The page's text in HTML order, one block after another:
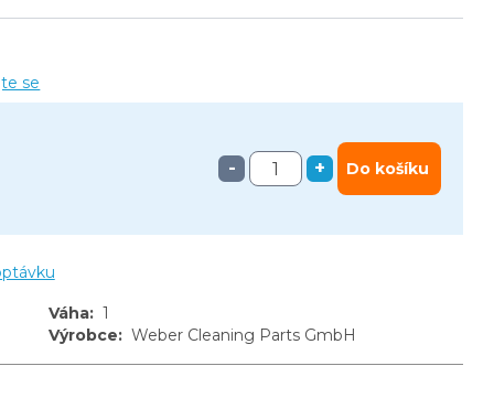
- + Do košíku
se
Váha: 1
Výrobce: Weber Cleaning Parts GmbH